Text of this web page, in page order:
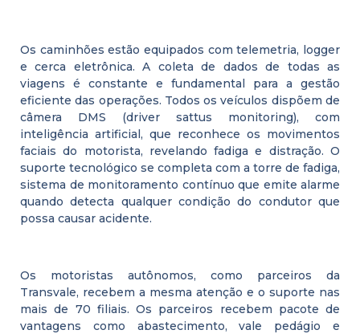
Os caminhões estão equipados com telemetria, logger
e cerca eletrônica. A coleta de dados de todas as
viagens é constante e fundamental para a gestão
eficiente das operações. Todos os veículos dispõem de
câmera DMS (driver sattus monitoring), com
inteligência artificial, que reconhece os movimentos
faciais do motorista, revelando fadiga e distração. O
suporte tecnológico se completa com a torre de fadiga,
sistema de monitoramento contínuo que emite alarme
quando detecta qualquer condição do condutor que
possa causar acidente.
Os motoristas autônomos, como parceiros da
Transvale, recebem a mesma atenção e o suporte nas
mais de 70 filiais. Os parceiros recebem pacote de
vantagens como abastecimento, vale pedágio e